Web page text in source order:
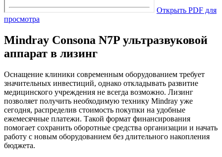
Открыть PDF для
просмотра
Mindray Consona N7P ультразвуковой
аппарат в лизинг
Оснащение клиники современным оборудованием требует
значительных инвестиций, однако откладывать развитие
медицинского учреждения не всегда возможно. Лизинг
позволяет получить необходимую технику Mindray уже
сегодня, распределив стоимость покупки на удобные
ежемесячные платежи. Такой формат финансирования
помогает сохранить оборотные средства организации и начать
работу с новым оборудованием без длительного накопления
бюджета.